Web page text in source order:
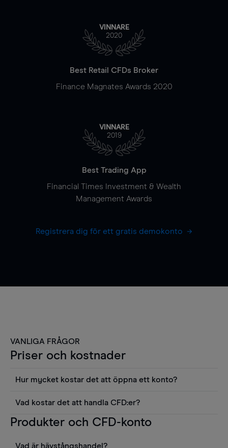
VINNARE
2020
Best Retail CFDs Broker
Finance Magnates Awards 2020
VINNARE
2019
Best Trading App
Financial Times Investment & Wealth
Management Awards
Registrera dig för ett gratis demokonto
VANLIGA FRÅGOR
Priser och kostnader
Hur mycket kostar det att öppna ett konto?
använda sådana verktyg som diagram, Reuters
aktierapporter utan kostnad.
Vad kostar det att handla CFD:er?
Det är en rad kostnader att tänka på när man
innehavskostnader (för positioner som hålls öppna
Produkter och CFD-konto
Vad är hävstångshandel?